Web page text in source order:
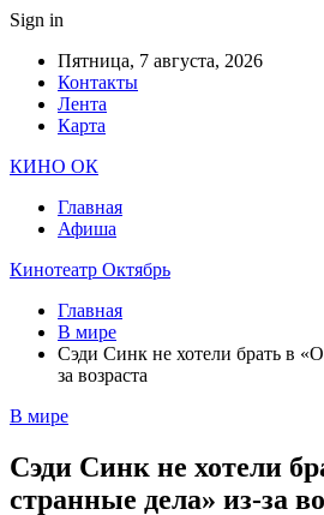
Sign in
Пятница, 7 августа, 2026
Контакты
Лента
Карта
КИНО ОК
Главная
Афиша
Кинотеатр Октябрь
Главная
В мире
Сэди Синк не хотели брать в
за возраста
В мире
Сэди Синк не хотели
странные дела» из-за